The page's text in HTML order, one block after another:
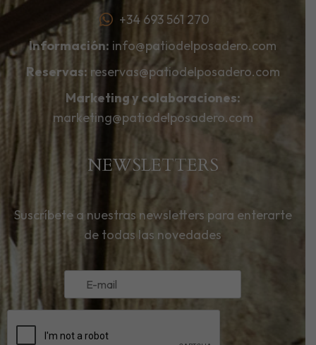
+34 693 561 270
Información: info@patiodelposadero.com
Reservas: reservas@patiodelposadero.com
Marketing y colaboraciones:
marketing@patiodelposadero.com
NEWSLETTERS
Suscríbete a nuestras newsletters para enterarte
de todas las novedades